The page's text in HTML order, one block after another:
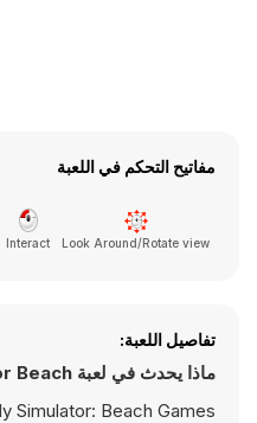
مفاتيح التحكم في اللعبة
Look Around/Rotate view
Interact
تفاصيل اللعبة:
ماذا يحدث في لعبة Family Simulator Beach؟